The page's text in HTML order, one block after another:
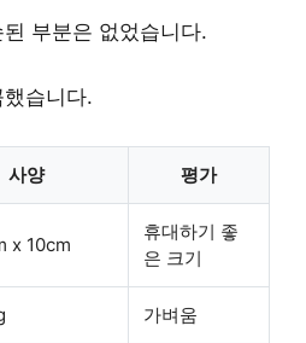
부분은 없었습니다.
습니다.
사양 평가
x 10cm
휴대하기 좋
은 크기
가벼움